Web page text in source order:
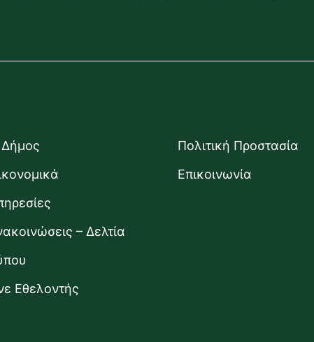
– Δελτία
Εθελοντής
Πολιτική Προστασία
Επικοινωνία